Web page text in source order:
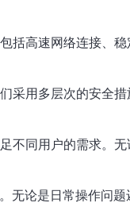
括高速网络连接、
采用多层次的安全
不同用户的需求。
无论是日常操作问